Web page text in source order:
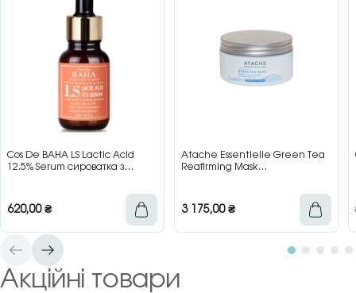
Cos De BAHA LS Lactic Acid
12.5% Serum сироватка з
620,00₴
Atache Essentielle Green Tea
Reafirming Mask
3 175,00₴
Акційні товари